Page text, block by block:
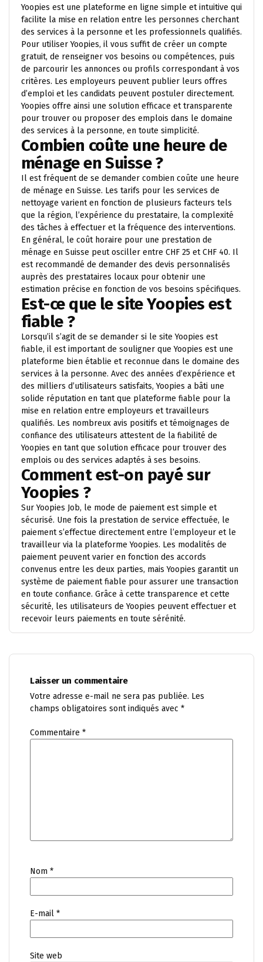
Yoopies est une plateforme en ligne simple et intuitive qui
facilite la mise en relation entre les personnes cherchant
des services à la personne et les professionnels qualifiés.
Pour utiliser Yoopies, il vous suffit de créer un compte
gratuit, de renseigner vos besoins ou compétences, puis
de parcourir les annonces ou profils correspondant à vos
critères. Les employeurs peuvent publier leurs offres
d’emploi et les candidats peuvent postuler directement.
Yoopies offre ainsi une solution efficace et transparente
pour trouver ou proposer des emplois dans le domaine
des services à la personne, en toute simplicité.
Combien coûte une heure de
ménage en Suisse ?
Il est fréquent de se demander combien coûte une heure
de ménage en Suisse. Les tarifs pour les services de
nettoyage varient en fonction de plusieurs facteurs tels
que la région, l’expérience du prestataire, la complexité
des tâches à effectuer et la fréquence des interventions.
En général, le coût horaire pour une prestation de
ménage en Suisse peut osciller entre CHF 25 et CHF 40. Il
est recommandé de demander des devis personnalisés
auprès des prestataires locaux pour obtenir une
estimation précise en fonction de vos besoins spécifiques.
Est-ce que le site Yoopies est
fiable ?
Lorsqu’il s’agit de se demander si le site Yoopies est
fiable, il est important de souligner que Yoopies est une
plateforme bien établie et reconnue dans le domaine des
services à la personne. Avec des années d’expérience et
des milliers d’utilisateurs satisfaits, Yoopies a bâti une
solide réputation en tant que plateforme fiable pour la
mise en relation entre employeurs et travailleurs
qualifiés. Les nombreux avis positifs et témoignages de
confiance des utilisateurs attestent de la fiabilité de
Yoopies en tant que solution efficace pour trouver des
emplois ou des services adaptés à ses besoins.
Comment est-on payé sur
Yoopies ?
Sur Yoopies Job, le mode de paiement est simple et
sécurisé. Une fois la prestation de service effectuée, le
paiement s’effectue directement entre l’employeur et le
travailleur via la plateforme Yoopies. Les modalités de
paiement peuvent varier en fonction des accords
convenus entre les deux parties, mais Yoopies garantit un
système de paiement fiable pour assurer une transaction
en toute confiance. Grâce à cette transparence et cette
sécurité, les utilisateurs de Yoopies peuvent effectuer et
recevoir leurs paiements en toute sérénité.
Laisser un commentaire
Votre adresse e-mail ne sera pas publiée. Les
champs obligatoires sont indiqués avec *
Commentaire *
Nom *
E-mail *
Site web